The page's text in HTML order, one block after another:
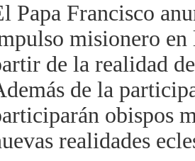
Papa Francisco
misionero en
de la realidad
de la
obispos
realidades